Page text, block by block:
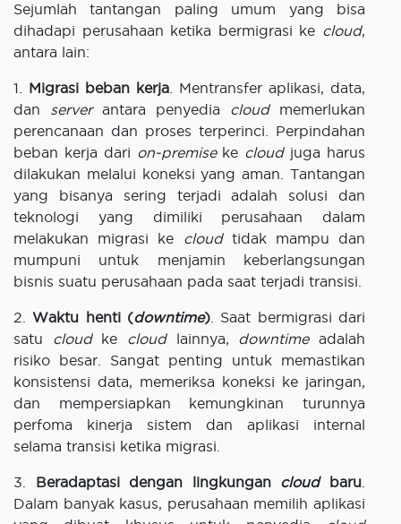
Sejumlah tantangan paling umum yang bisa
dihadapi perusahaan ketika bermigrasi ke cloud,
antara lain:
1. Migrasi beban kerja . Mentransfer aplikasi, data,
dan serverantara penyedia cloudmemerlukan
perencanaan dan proses terperinci. Perpindahan
beban kerja dari on-premiseke cloudjuga harus
dilakukan melalui koneksi yang aman. Tantangan
yang bisanya sering terjadi adalah solusi dan
teknologi yang dimiliki perusahaan dalam
melakukan migrasi ke cloudtidak mampu dan
mumpuni untuk menjamin keberlangsungan
bisnis suatu perusahaan pada saat terjadi transisi.
2.Waktu henti (downtime) . Saat bermigrasi dari
satu cloudke cloud lainnya, downtimeadalah
risiko besar. Sangat penting untuk memastikan
konsistensi data, memeriksa koneksi ke jaringan,
dan mempersiapkan kemungkinan turunnya
perfoma kinerja sistem dan aplikasi internal
selama transisi ketika migrasi.
3. Beradaptasi dengan lingkungan cloudbaru
Dalam banyak kasus, perusahaan memilih aplikasi